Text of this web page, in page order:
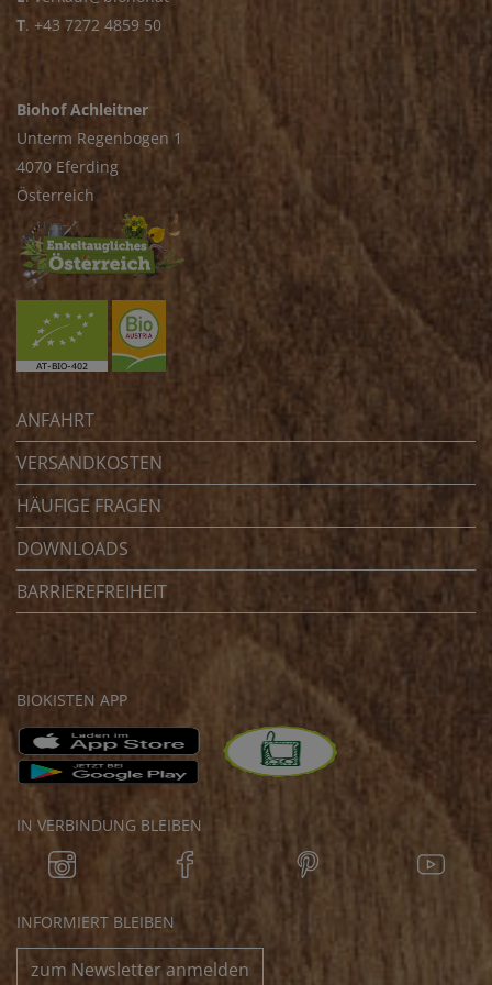
T. +43 7272 4859 50
Biohof Achleitner
Unterm Regenbogen 1
4070 Eferding
Österreich
ANFAHRT
VERSANDKOSTEN
HÄUFIGE FRAGEN
DOWNLOADS
BARRIEREFREIHEIT
BIOKISTEN APP
IN VERBINDUNG BLEIBEN
INFORMIERT BLEIBEN
zum Newsletter anmelden